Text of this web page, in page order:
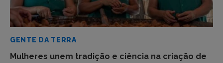
GENTE DA TERRA
Mulheres unem tradição e ciência na criação de